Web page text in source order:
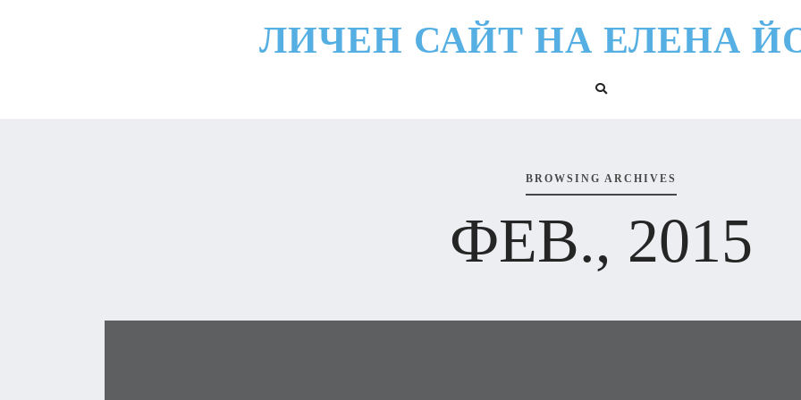
ЛИЧЕН САЙТ НА ЕЛЕНА
BROWSING ARCHIVES
ФЕВ., 2015